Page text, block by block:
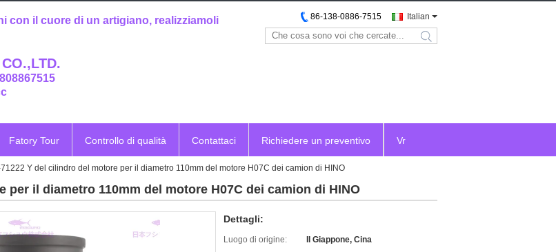
con il cuore di un artigiano, realizziamoli
Italian
86-138-0886-7515
search
Fatory Tour Controllo di qualità Contattaci Richiedere un preventivo Vr
Y del cilindro del motore per il diametro 110mm del motore H07C dei camion di HINO
per il diametro 110mm del motore H07C dei camion di HINO
Dettagli:
Luogo di origine:
Il Giappone, Cina